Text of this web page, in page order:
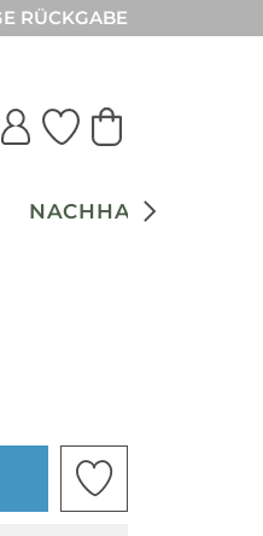
RÜCKGABE
NACHHALTIGKEIT